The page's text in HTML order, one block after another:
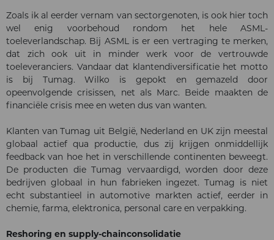
Zoals ik al eerder vernam van sectorgenoten, is ook hier toch
wel enig voorbehoud rondom het hele ASML-
toeleverlandschap. Bij ASML is er een vertraging te merken,
dat zich ook uit in minder werk voor de vertrouwde
toeleveranciers. Vandaar dat klantendiversificatie het motto
is bij Tumag. Wilko is gepokt en gemazeld door
opeenvolgende crisissen, net als Marc. Beide maakten de
financiële crisis mee en weten dus van wanten.
Klanten van Tumag uit België, Nederland en UK zijn meestal
globaal actief qua productie, dus zij krijgen onmiddellijk
feedback van hoe het in verschillende continenten beweegt.
De producten die Tumag vervaardigd, worden door deze
bedrijven globaal in hun fabrieken ingezet. Tumag is niet
echt substantieel in automotive markten actief, eerder in
chemie, farma, elektronica, personal care en verpakking.
Reshoring en supply-chainconsolidatie